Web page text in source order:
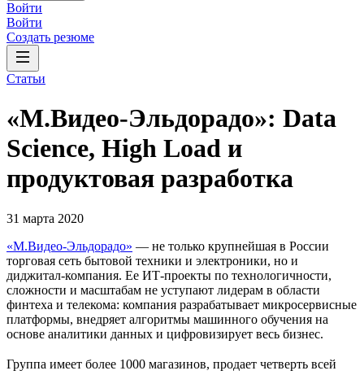
Войти
Войти
Создать резюме
Статьи
«М.Видео-Эльдорадо»: Data
Science, High Load и
продуктовая разработка
31 марта 2020
«М.Видео-Эльдорадо» — не только крупнейшая в России
торговая сеть бытовой техники и электроники, но и
диджитал-компания. Ее ИТ-проекты по технологичности,
сложности и масштабам не уступают лидерам в области
финтеха и телекома: компания разрабатывает микросервисные
платформы, внедряет алгоритмы машинного обучения на
основе аналитики данных и цифровизирует весь бизнес.
Группа имеет более 1000 магазинов, продает четверть всей